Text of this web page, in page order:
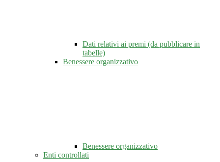
Dati relativi ai premi (da pubblicare in
tabelle)
Benessere organizzativo
Benessere organizzativo
Enti controllati